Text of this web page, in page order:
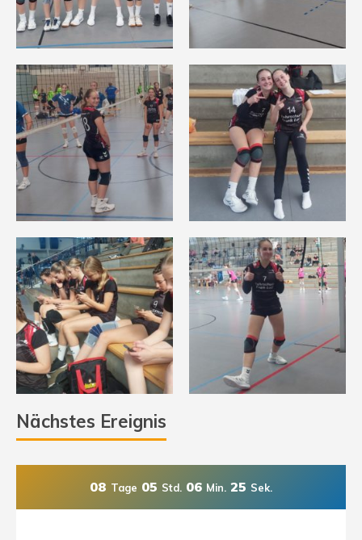
Nächstes Ereignis
08 Tage 05 Std. 06 Min. 24 Sek.